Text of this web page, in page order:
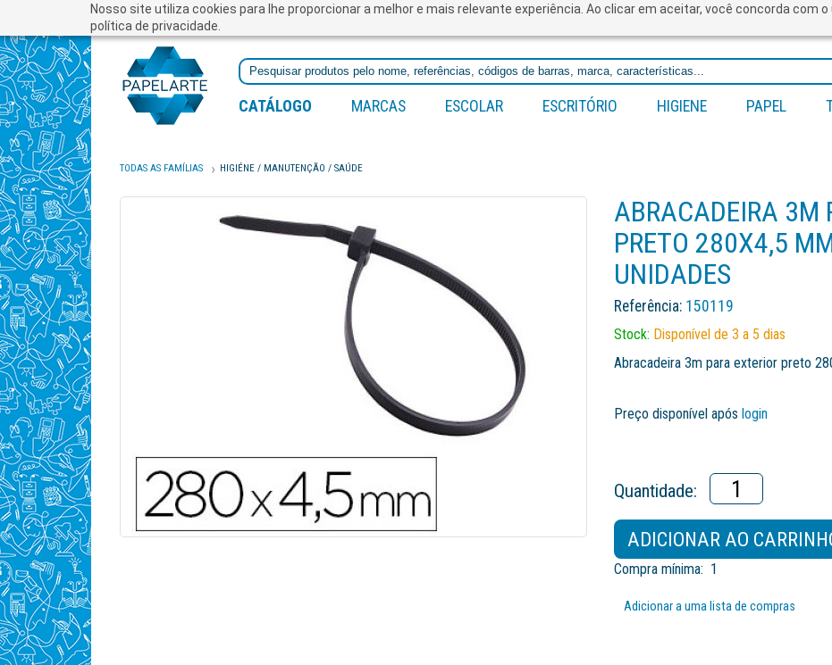
Nosso site utiliza cookies para lhe proporcionar a melhor e mais relevante experiência. Ao clicar em aceitar, você concorda com
política de privacidade.
CATÁLOGO MARCAS ESCOLAR ESCRITÓRIO HIGIENE PAPEL
TODAS AS FAMÍLIAS HIGIÉNE / MANUTENÇÃO / SAÚDE
ABRACADEIRA 3M
PRETO 280X4,5
UNIDADES
Referência: 150119
Stock: Disponível de 3 a 5 dias
Abracadeira 3m para exterior preto
Preço disponível após login
Quantidade:
ADICIONAR AO
Compra mínima: 1
Adicionar a uma lista de compras